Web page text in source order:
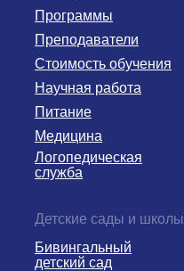
Научная работа
Логопедическая
служба
Медицина
Питание
Стоимость обучения
Преподаватели
Программы
Бивингальный
детский сад
Детские сады и школы